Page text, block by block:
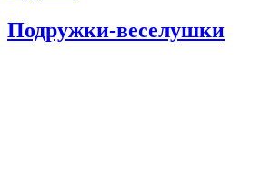
Подружки-веселушки